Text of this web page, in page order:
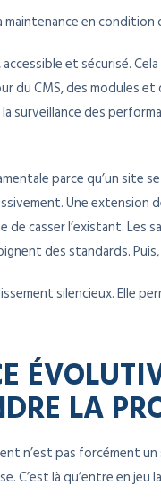
en
et sécurisé. Cela
du CMS, des modules
surveillance des
parce qu’un site
Une
de casser l’existant.
des standards.
silencieux. Elle
LA
n’est pas forcément
C’est là qu’entre en